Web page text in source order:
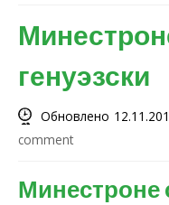
генуэзски
Обновлено
comment
Минестроне